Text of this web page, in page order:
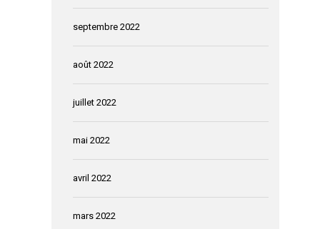
septembre 2022
août 2022
juillet 2022
mai 2022
avril 2022
mars 2022